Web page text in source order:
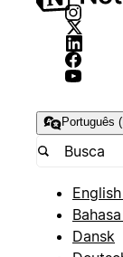
Português
Dansk